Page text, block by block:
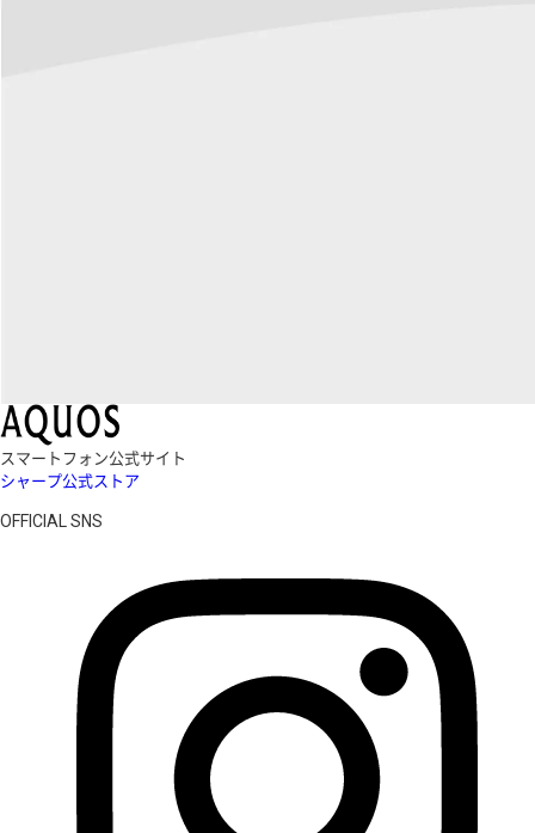
スマートフォン公式サイト
シャープ公式ストア
OFFICIAL SNS